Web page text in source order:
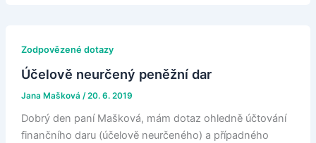
Zodpovězené dotazy
Účelově neurčený peněžní dar
Jana Mašková /20. 6. 2019
Dobrý den paní Mašková, mám dotaz ohledně účtování
finančního daru (účelově neurčeného) a případného